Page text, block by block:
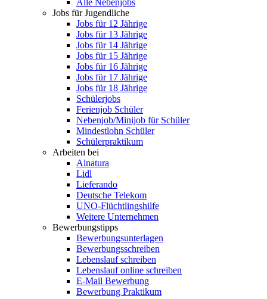
Alle Nebenjobs
Jobs für Jugendliche
Jobs für 12 Jährige
Jobs für 13 Jährige
Jobs für 14 Jährige
Jobs für 15 Jährige
Jobs für 16 Jährige
Jobs für 17 Jährige
Jobs für 18 Jährige
Schülerjobs
Ferienjob Schüler
Nebenjob/Minijob für Schüler
Mindestlohn Schüler
Schülerpraktikum
Arbeiten bei
Alnatura
Lidl
Lieferando
Deutsche Telekom
UNO-Flüchtlingshilfe
Weitere Unternehmen
Bewerbungstipps
Bewerbungsunterlagen
Bewerbungsschreiben
Lebenslauf schreiben
Lebenslauf online schreiben
E-Mail Bewerbung
Bewerbung Praktikum